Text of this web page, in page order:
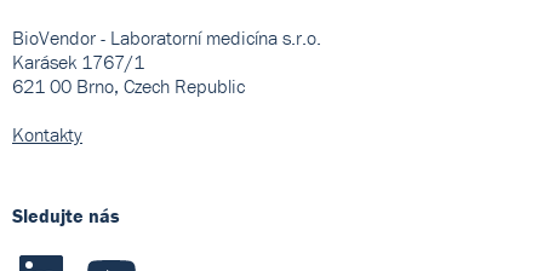
BioVendor - Laboratorní medicína s.r.o.
Karásek 1767/1
621 00 Brno, Czech Republic
Kontakty
Sledujte nás